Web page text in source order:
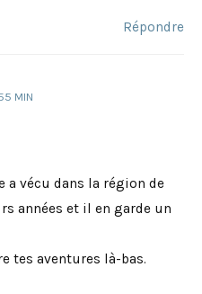
Répondre
MIN
a vécu dans la région de
années et il en garde un
tes aventures là-bas.